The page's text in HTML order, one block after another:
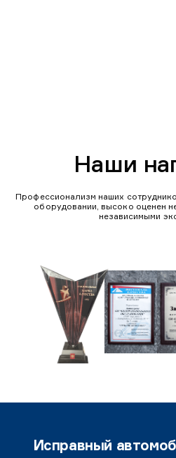
Наши
Профессионализм наших
оборудовании, высоко оценен
независимыми
Исправный